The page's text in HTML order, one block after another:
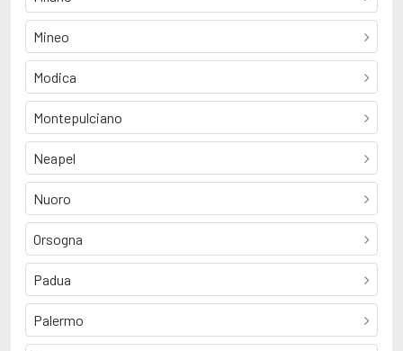
Mineo
Modica
Montepulciano
Neapel
Nuoro
Orsogna
Padua
Palermo